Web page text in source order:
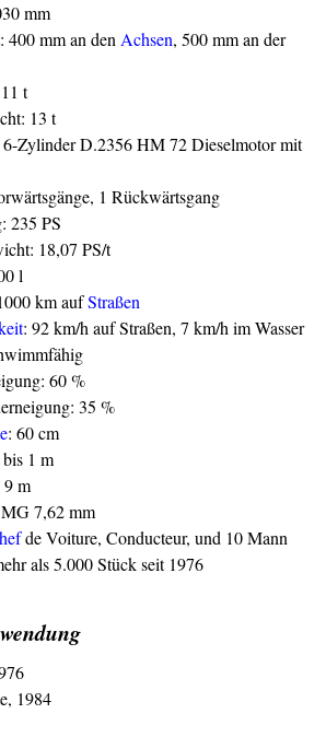
mm
400 mm an denAchsen, 500 mm an der
t
13 t
Zylinder D.2356 HM 72 Dieselmotor mit
1 Rückwärtsgang
235 PS
18,07 PS/t
l
km aufStraßen
: 92 km/h auf Straßen, 7 km/h im Wasser
60 %
35 %
: 60 cm
1 m
9 m
7,62 mm
de Voiture, Conducteur, und 10 Mann
als 5.000 Stück seit 1976
1984